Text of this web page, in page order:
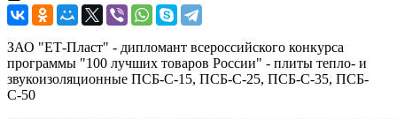
ЗАО "ЕТ-Пласт" - дипломант всероссийского конкурса
программы "100 лучших товаров России" - плиты тепло- и
звукоизоляционные ПСБ-С-15, ПСБ-С-25, ПСБ-С-35, ПСБ-
С-50